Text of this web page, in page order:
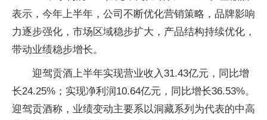
表示，今年上半年，公司不断优化营销策略，品牌影响
力逐步强化，市场区域稳步扩大，产品结构持续优化，
带动业绩稳步增长。
迎驾贡酒上半年实现营业收入31.43亿元，同比增
长24.25%；实现净利润10.64亿元，同比增长36.53%。
迎驾贡酒称，业绩变动主要系以洞藏系列为代表的中高